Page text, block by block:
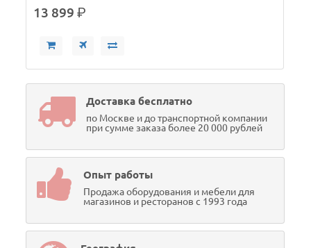
13 899р.
Доставка бесплатно
по Москве и до транспортной компании
при сумме заказа более 20 000 рублей
Опыт работы
Продажа оборудования и мебели для
магазинов и ресторанов с 1993 года